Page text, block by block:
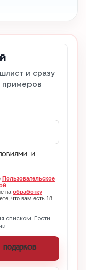
и сразу
примеров
и
Пользовательское
на обработку
что вам есть 18
списком. Гости